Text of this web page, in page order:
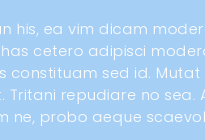
his, ea vim dicam
cetero adipisci
constituam sed id.
Tritani repudiare no sea.
ne, probo aeque